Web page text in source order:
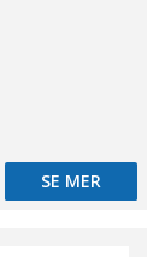
SE MER
SE MER